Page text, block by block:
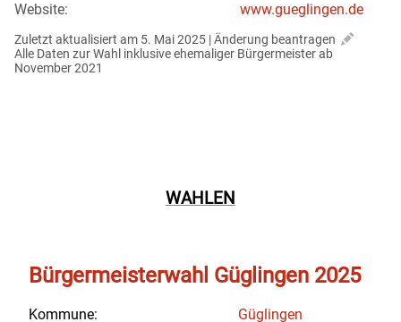
Website:
www.gueglingen.de
Zuletzt aktualisiert am 5. Mai 2025 | Änderung beantragen
Alle Daten zur Wahl inklusive ehemaliger Bürgermeister ab
November 2021
WAHLEN
Bürgermeisterwahl Güglingen 2025
Kommune:
Güglingen